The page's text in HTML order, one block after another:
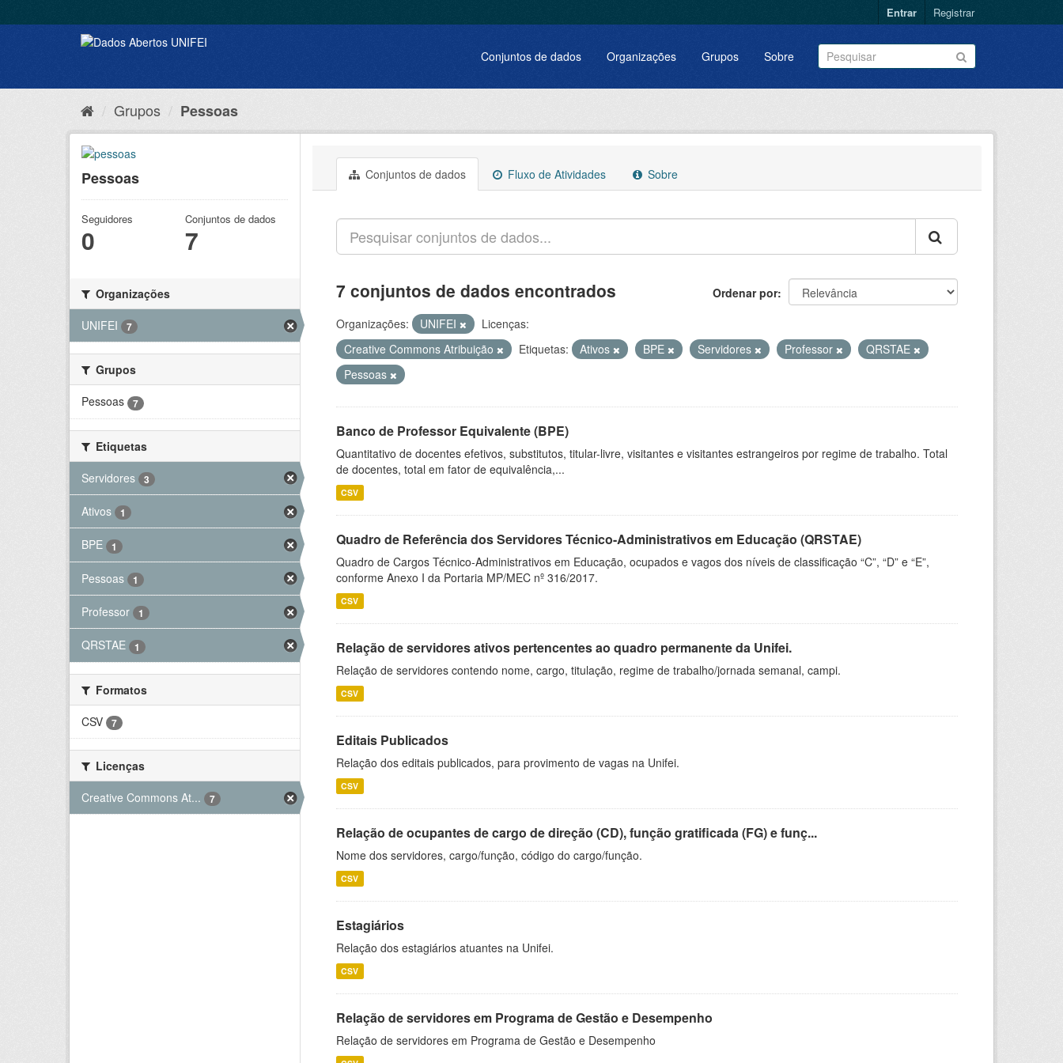
Entrar Registrar
Conjuntos de dados Organizações Grupos Sobre
Grupos Pessoas
Pessoas
Seguidores
0
Conjuntos de dados
7
Organizações
UNIFEI
7
Grupos
Pessoas
7
Etiquetas
Servidores
3
Ativos 1
BPE 1
Pessoas 1
Professor 1
QRSTAE 1
Formatos
CSV
7
Licenças
Creative Commons At...
7
Conjuntos de dados Fluxo de Atividades Sobre
Ordenar por
7 conjuntos de dados encontrados
Organizações: UNIFEI
Licenças:
Creative Commons Atribuição
Etiquetas: Ativos BPE Servidores Professor
QRSTAE
Pessoas
Banco de Professor Equivalente (BPE)
Quantitativo de docentes efetivos, substitutos, titular-livre, visitantes e visitantes estrangeiros por regime de trabalho. Total
de docentes, total em fator de equivalência,...
CSV
Quadro de Referência dos Servidores Técnico-Administrativos em Educação (QRSTAE)
Quadro de Cargos Técnico-Administrativos em Educação, ocupados e vagos dos níveis de classificação “C”, “D” e “E”,
conforme Anexo I da Portaria MP/MEC nº 316/2017.
CSV
Relação de servidores ativos pertencentes ao quadro permanente da Unifei.
Relação de servidores contendo nome, cargo, titulação, regime de trabalho/jornada semanal, campi.
CSV
Editais Publicados
Relação dos editais publicados, para provimento de vagas na Unifei.
CSV
Relação de ocupantes de cargo de direção (CD), função gratificada (FG) e funç...
Nome dos servidores, cargo/função, código do cargo/função.
CSV
Estagiários
Relação dos estagiários atuantes na Unifei.
CSV
Relação de servidores em Programa de Gestão e Desempenho
Relação de servidores em Programa de Gestão e Desempenho